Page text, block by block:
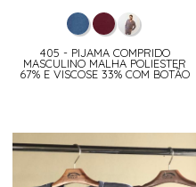
405 - PIJAMA COMPRIDO
MASCULINO MALHA POLIESTER
67% E VISCOSE 33% COM BOTÃO